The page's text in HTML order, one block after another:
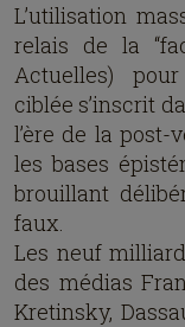
L’utilisation
relais de la
Actuelles)
ciblée s’inscrit
l’ère de la post-
les bases
brouillant
faux.
Les neuf
des médias
Kretinsky,